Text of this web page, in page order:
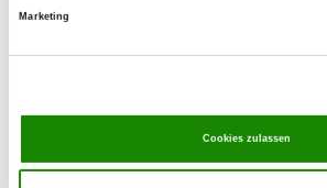
Marketing
Cookies zulassen
Im alten Forst
53489 Sinzig-Löhndorf
OG - Stadion-Andernach
56626 Andernach